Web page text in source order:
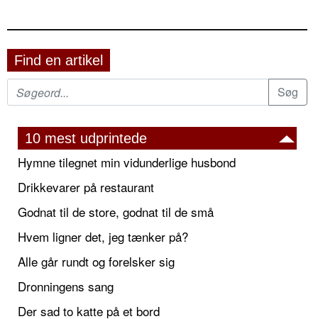
Find en artikel
10 mest udprintede
Hymne tilegnet min vidunderlige husbond
Drikkevarer på restaurant
Godnat til de store, godnat til de små
Hvem ligner det, jeg tænker på?
Alle går rundt og forelsker sig
Dronningens sang
Der sad to katte på et bord